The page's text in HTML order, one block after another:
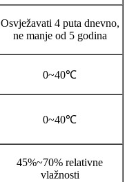
Osvježavati 4 puta dnevno,
ne manje od 5 godina
0~40℃
0~40℃
45%~70% relativne
vlažnosti